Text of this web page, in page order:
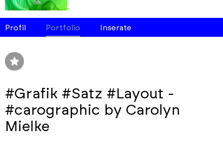
Profil Portfolio Inserate
#Grafik #Satz #Layout -
#carographic by Carolyn
Mielke